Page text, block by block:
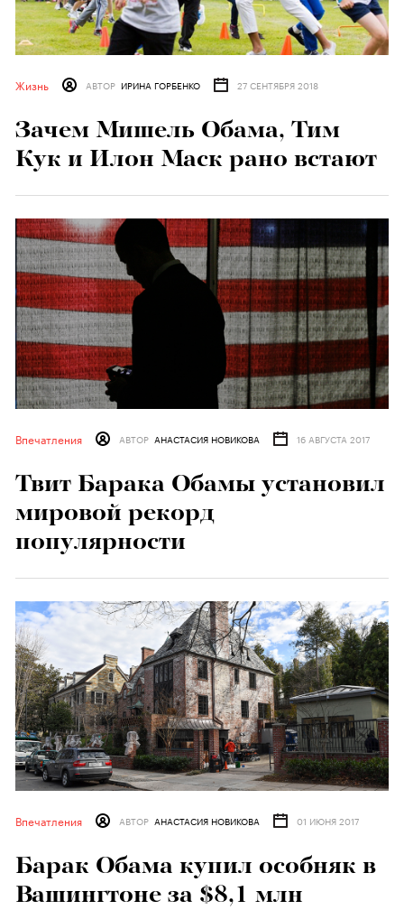
Жизнь АВТОР ИРИНА ГОРБЕНКО 27 СЕНТЯБРЯ 2018
Зачем Мишель Обама, Тим
Кук и Илон Маск рано встают
Впечатления АВТОР АНАСТАСИЯ НОВИКОВА 16 АВГУСТА 2017
Твит Барака Обамы установил
мировой рекорд
популярности
Впечатления АВТОР АНАСТАСИЯ НОВИКОВА 01 ИЮНЯ 2017
Барак Обама купил особняк в
Вашингтоне за $8,1 млн